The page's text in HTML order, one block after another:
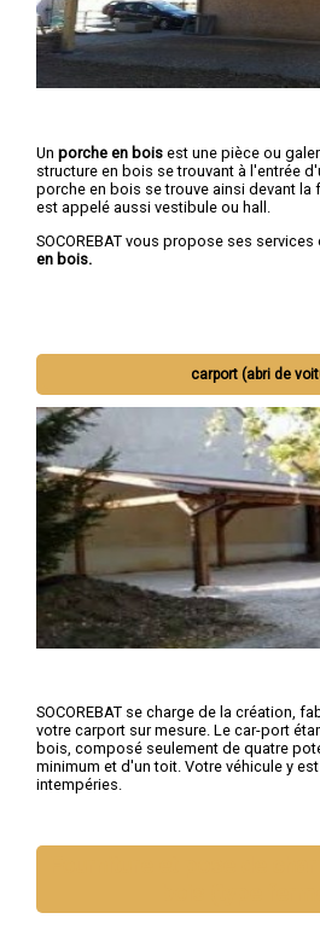
Un porche en bois est une pièce ou
structure en bois se trouvant à l'entrée
porche en bois se trouve ainsi devant la
est appelé aussi vestibule ou hall.
SOCOREBAT vous propose ses services
en bois.
carport (abri de
SOCOREBAT se charge de la création,
votre carport sur mesure. Le car-port
bois, composé seulement de quatre
minimum et d'un toit. Votre véhicule y
intempéries.